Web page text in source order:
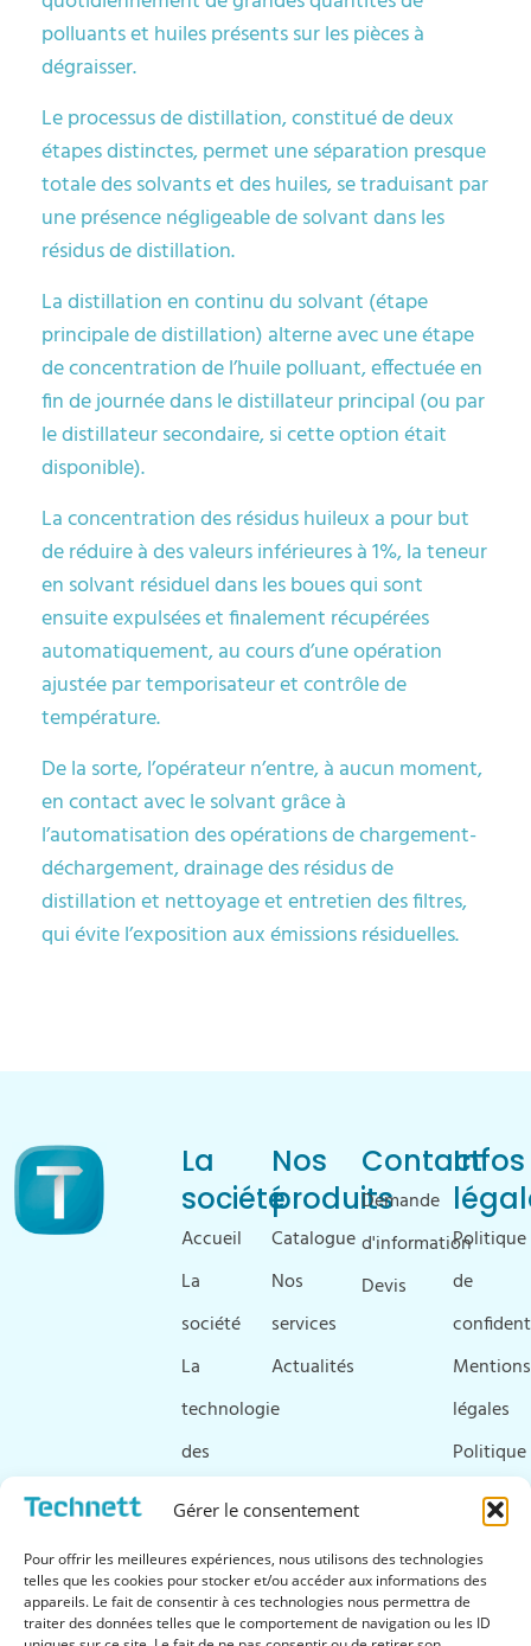
Gérer le consentement
Pour offrir les meilleures expériences, nous utilisons des technologies
telles que les cookies pour stocker et/ou accéder aux informations des
appareils. Le fait de consentir à ces technologies nous permettra de
traiter des données telles que le comportement de navigation ou les ID
polluants et huiles présents sur les pièces à
dégraisser.
Le processus de distillation, constitué de deux
étapes distinctes, permet une séparation presque
totale des solvants et des huiles, se traduisant par
une présence négligeable de solvant dans les
résidus de distillation.
La distillation en continu du solvant (étape
principale de distillation) alterne avec une étape
de concentration de l’huile polluant, effectuée en
fin de journée dans le distillateur principal (ou par
le distillateur secondaire, si cette option était
disponible).
La concentration des résidus huileux a pour but
de réduire à des valeurs inférieures à 1%, la teneur
en solvant résiduel dans les boues qui sont
ensuite expulsées et finalement récupérées
automatiquement, au cours d’une opération
ajustée par temporisateur et contrôle de
température.
De la sorte, l’opérateur n’entre, à aucun moment,
en contact avec le solvant grâce à
l’automatisation des opérations de chargement-
déchargement, drainage des résidus de
distillation et nettoyage et entretien des filtres,
qui évite l’exposition aux émissions résiduelles.
La
société
Accueil
La
société
La
technologie
des
ultrasons
&
téléchargements
Nos
produits
Catalogue
Nos
services
Actualités
Contact
Demande
d'information
Devis
Infos
Politique
de
Mentions
légales
Politique